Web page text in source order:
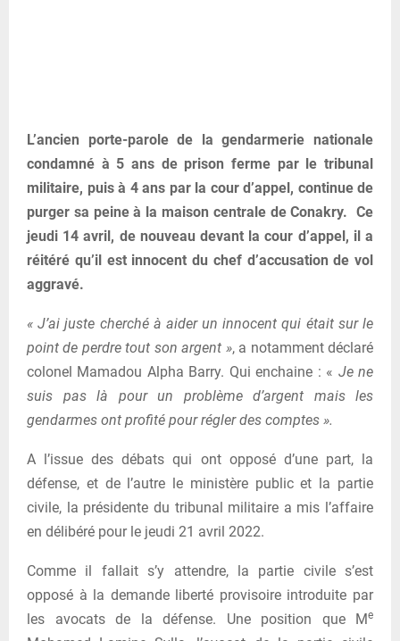
L’ancien porte-parole de la gendarmerie nationale
condamné à 5 ans de prison ferme par le tribunal
militaire, puis à 4 ans par la cour d’appel, continue de
purger sa peine à la maison centrale de Conakry. Ce
jeudi 14 avril, de nouveau devant la cour d’appel, il a
réitéré qu’il est innocent du chef d’accusation de vol
aggravé.
« J’ai juste cherché à aider un innocent qui était sur le
point de perdre tout son argent », a notamment déclaré
colonel Mamadou Alpha Barry. Qui enchaine : « Je ne
suis pas là pour un problème d’argent mais les
gendarmes ont profité pour régler des comptes ».
A l’issue des débats qui ont opposé d’une part, la
défense, et de l’autre le ministère public et la partie
civile, la présidente du tribunal militaire a mis l’affaire
en délibéré pour le jeudi 21 avril 2022.
Comme il fallait s’y attendre, la partie civile s’est
opposé à la demande liberté provisoire introduite par
les avocats de la défense. Une position que Me